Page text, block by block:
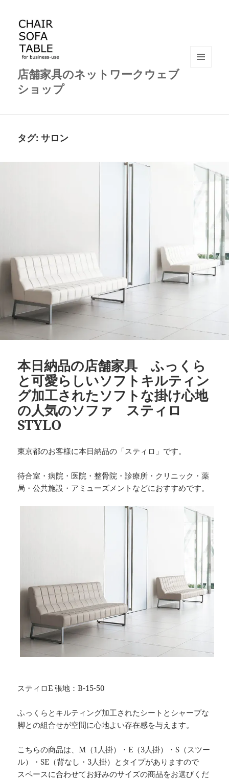
店舗家具のネットワークウェブ
ショップ
タグ:サロン
本日納品の店舗家具 ふっくら
と可愛らしいソフトキルティン
グ加工されたソフトな掛け心地
の人気のソファ スティロ
STYLO
東京都のお客様に本日納品の「スティロ」です。
待合室・病院・医院・整骨院・診療所・クリニック・薬
局・公共施設・アミューズメントなどにおすすめです。
スティロE 張地：B-15-50
ふっくらとキルティング加工されたシートとシャープな
脚との組合せが空間に心地よい存在感を与えます。
こちらの商品は、M（1人掛）・E（3人掛）・S（スツー
ル）・SE（背なし・3人掛）とタイプがありますので
スペースに合わせてお好みのサイズの商品をお選びくだ